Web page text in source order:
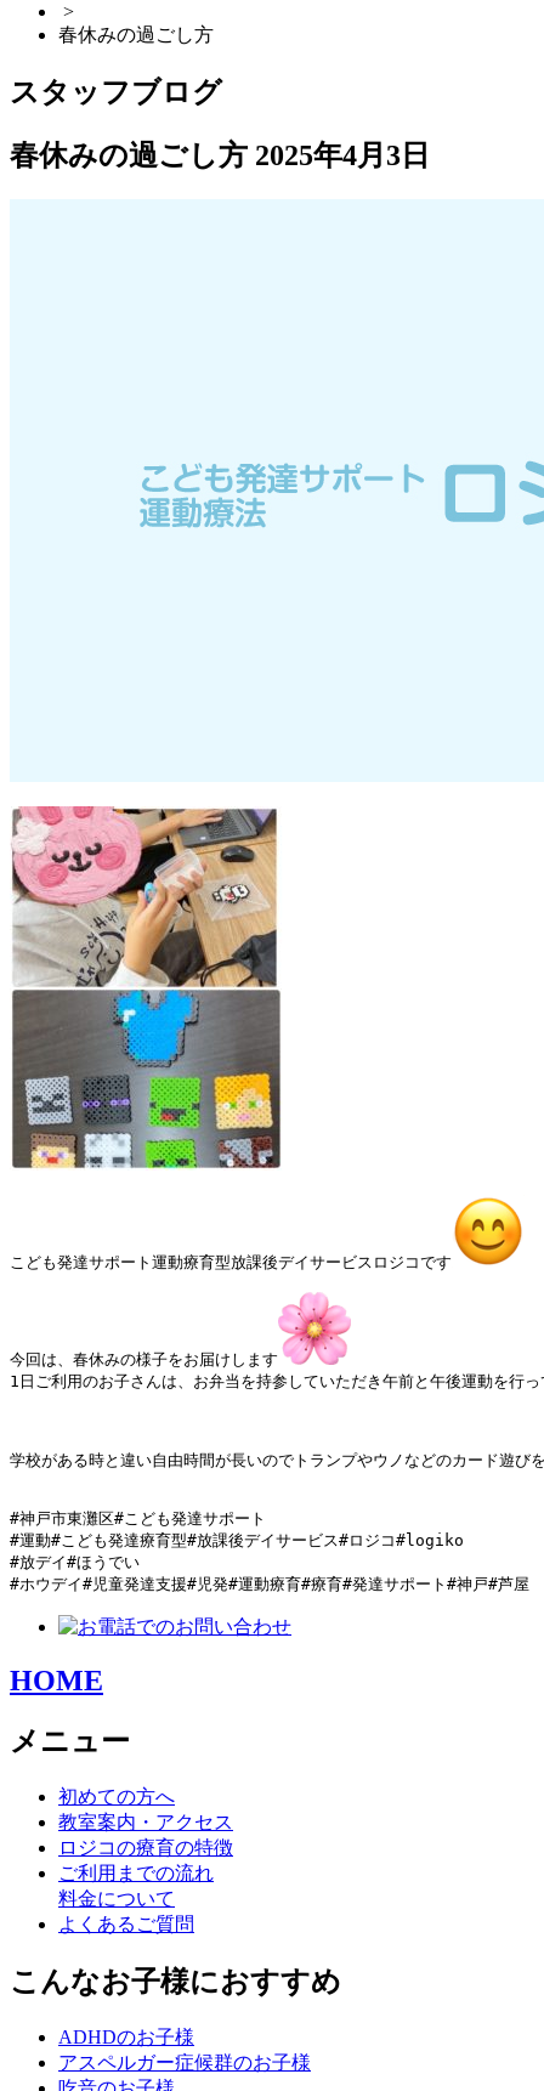
>
春休みの過ごし方
スタッフブログ
春休みの過ごし方 2025年4月3日
こども発達サポート運動療育型放課後デイサービスロジコです
今回は、春休みの様子をお届けします
1日ご利用のお子さんは、お弁当を持参していただき午前と午後運動を行
学校がある時と違い自由時間が長いのでトランプやウノなどのカード遊
#神戸市東灘区#こども発達サポート
#運動#こども発達療育型#放課後デイサービス#ロジコ#logiko
#放デイ#ほうでい
#ホウデイ#児童発達支援#児発#運動療育#療育#発達サポート#神戸#芦屋
HOME
メニュー
初めての方へ
教室案内・アクセス
ロジコの療育の特徴
ご利用までの流れ
料金について
よくあるご質問
こんなお子様におすすめ
ADHDのお子様
アスペルガー症候群のお子様